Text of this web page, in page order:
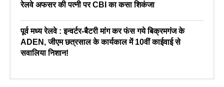
रेलवे अफसर की पत्नी पर CBI का कसा शिकंजा
पूर्व मध्य रेलवे : इन्वर्टर-बैटरी मांग कर फंस गये बिक्रमगंज के
ADEN, जीएम छत्रसाल के कार्यकाल में 10वीं काईवाई से
सवालिया निशान!